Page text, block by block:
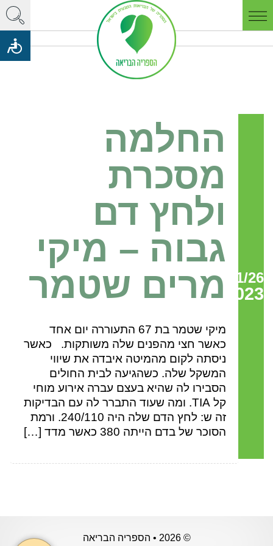
01/26
2023
החלמה
מסכרת
ולחץ דם
גבוה – מיקי
מרים שטמר
מיקי שטמר בת 67 התעוררה יום אחד
כאשר חצי מהפנים שלה משותקות. כאשר
ניסתה לקום מהמיטה איבדה את שיווי
המשקל שלה. כשהגיעה לבית החולים
הסבירו לה שהיא בעצם עברה אירוע מוחי
קל TIA. ומה שעוד התברר לה עם הבדיקות
זה ש: לחץ הדם שלה היה 240/110. ורמת
הסוכר של בדם הייתה 380 כאשר מדד […]
© 2026 • הספריה הבריאה